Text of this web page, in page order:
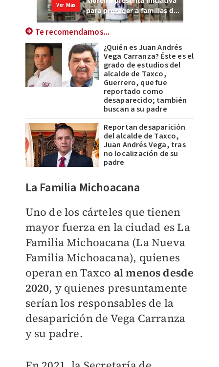
Te recomendamos...
¿Quién es Juan Andrés
Vega Carranza? Éste es el
grado de estudios del
alcalde de Taxco,
Guerrero, que fue
reportado como
desaparecido; también
buscan a su padre
Reportan desaparición
del alcalde de Taxco,
Juan Andrés Vega, tras
no localización de su
padre
La Familia Michoacana
Uno de los cárteles que tienen
mayor fuerza en la ciudad es La
Familia Michoacana (La Nueva
Familia Michoacana), quienes
operan en Taxco al menos desde
2020, y quienes presuntamente
serían los responsables de la
desaparición de Vega Carranza
y su padre.